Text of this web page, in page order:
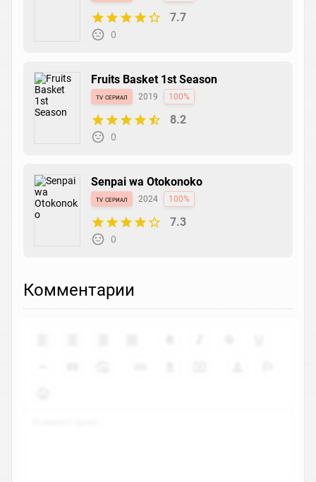
7.7
0
Fruits Basket 1st Season
tv сериал 2019 100%
8.2
0
Senpai wa Otokonoko
tv сериал 2024 100%
7.3
0
Комментарии